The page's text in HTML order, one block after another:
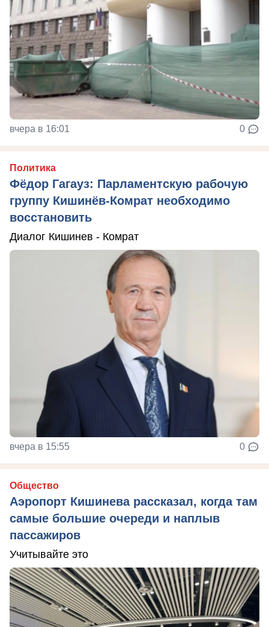
вчера в 16:01 0
Политика
Фёдор Гагауз: Парламентскую рабочую
группу Кишинёв-Комрат необходимо
восстановить
Диалог Кишинев - Комрат
вчера в 15:55 0
Общество
Аэропорт Кишинева рассказал, когда там
самые большие очереди и наплыв
пассажиров
Учитывайте это